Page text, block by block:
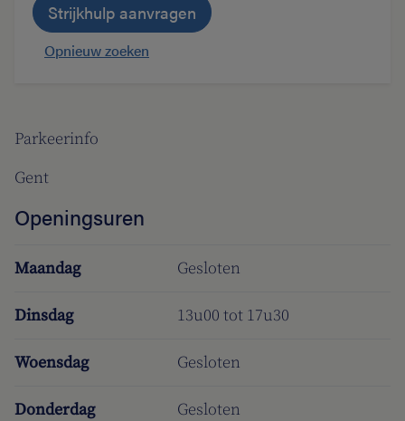
Parkeerinfo
Gent
Openingsuren
Maandag Gesloten
Dinsdag 13u00 tot 17u30
Woensdag Gesloten
Donderdag Gesloten
Strijkhulp aanvragen
Opnieuw zoeken